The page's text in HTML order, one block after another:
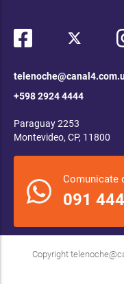
+598 2924 4444
Paraguay 2253
Montevideo, CP, 11800
Comunicate
091
Copyright